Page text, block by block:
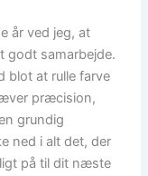
år ved jeg, at
godt samarbejde.
blot at rulle farve
præcision,
grundig
ned i alt det, der
på til dit næste